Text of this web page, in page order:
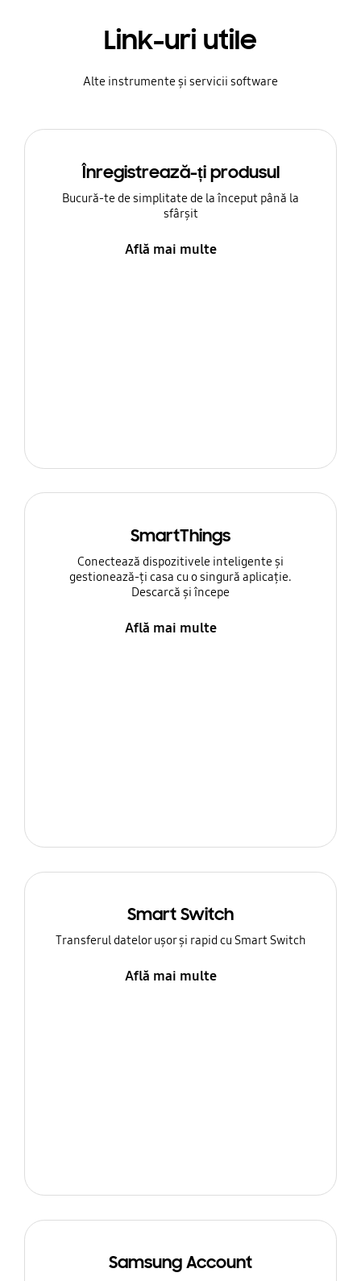
Link-uri utile
Alte instrumente și servicii software
Înregistrează-ți produsul
Bucură-te de simplitate de la început până la
sfârșit
Află mai multe
SmartThings
Conectează dispozitivele inteligente și
gestionează-ți casa cu o singură aplicație.
Descarcă și începe
Află mai multe
Smart Switch
Transferul datelor ușor și rapid cu Smart Switch
Află mai multe
Samsung Account